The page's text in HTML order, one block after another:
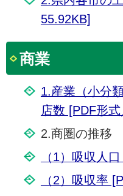
55.92KB]
商業
1.産業（小分
店数 [PDF形
2.商圏の推移
（1）吸収人
（2）吸収率